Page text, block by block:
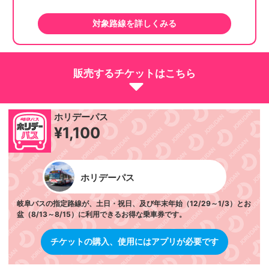
対象路線を詳しくみる
販売するチケットはこちら
ホリデーパス
¥1,100
ホリデーパス
岐阜バスの指定路線が、土日・祝日、及び年末年始（12/29～1/3）とお
盆（8/13～8/15）に利用できるお得な乗車券です。
チケットの購入、使用にはアプリが必要です